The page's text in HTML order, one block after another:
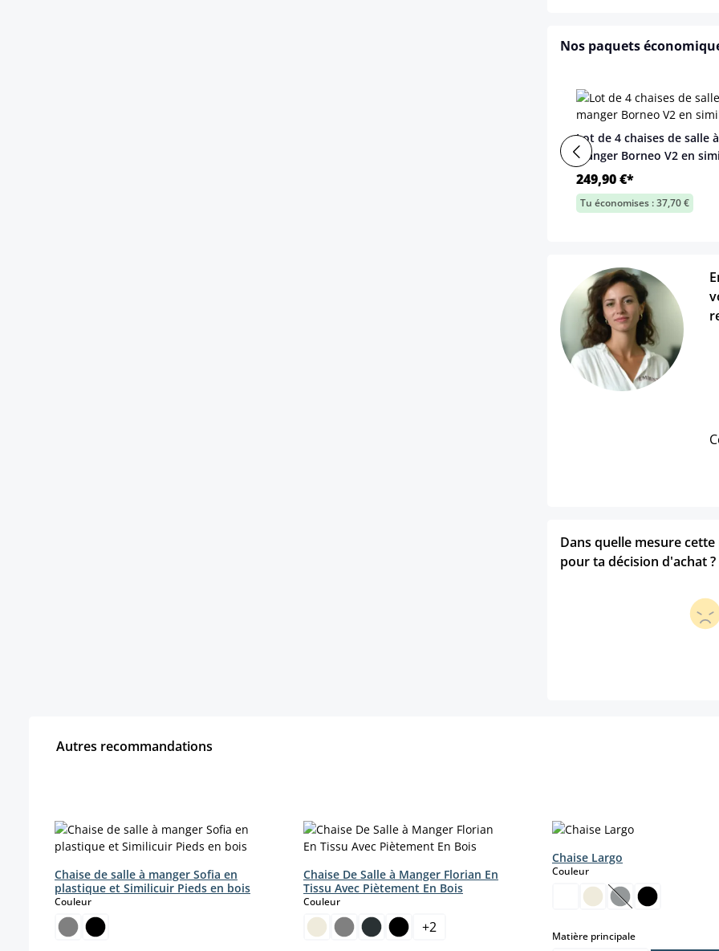
Nos paquets
Lot de 4 chaises de salle à
manger Borneo V2 en
249,90 €*
Tu économises : 37,70 €
Dans quelle mesure
pour ta décision d'achat ?
Autres recommandations
Chaise de salle à manger Sofia en
plastique et Similicuir Pieds en bois
Couleurselect
Chaise De Salle à Manger Florian En
Tissu Avec Piètement En Bois
Couleurselect
+2
Chaise Largo
Couleurselect
(Cette option
Matière principaleselect